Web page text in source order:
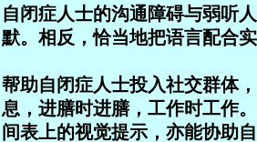
自闭症人士的沟通障碍与弱听
默。相反，恰当地把语言配合
帮助自闭症人士投入社交群体
息，进膳时进膳，工作时工作
间表上的视觉提示，亦能协助